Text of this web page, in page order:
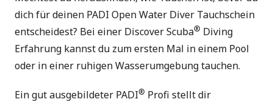
dich für deinen PADI Open Water Diver Tauchschein
entscheidest? Bei einer Discover Scuba® Diving
Erfahrung kannst du zum ersten Mal in einem Pool
oder in einer ruhigen Wasserumgebung tauchen.
Ein gut ausgebildeter PADI® Profi stellt dir